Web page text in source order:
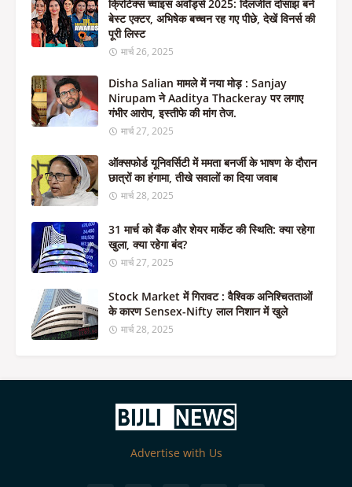
क्रिटिक्स च्वाइस अवॉर्ड्स 2025: दिलजीत दोसांझ बने
बेस्ट एक्टर, अभिषेक बच्चन रह गए पीछे, देखें विनर्स की
पूरी लिस्ट
मार्च 26, 2025
Disha Salian मामले में नया मोड़ : Sanjay
Nirupam ने Aaditya Thackeray पर लगाए
गंभीर आरोप, इस्तीफे की मांग तेज.
मार्च 27, 2025
ऑक्सफोर्ड यूनिवर्सिटी में ममता बनर्जी के भाषण के दौरान
छात्रों का हंगामा, तीखे सवालों का दिया जवाब
मार्च 28, 2025
31 मार्च को बैंक और शेयर मार्केट की स्थिति: क्या रहेगा
खुला, क्या रहेगा बंद?
मार्च 27, 2025
Stock Market में गिरावट : वैश्विक अनिश्चितताओं
के कारण Sensex-Nifty लाल निशान में खुले
मार्च 28, 2025
Advertise with Us